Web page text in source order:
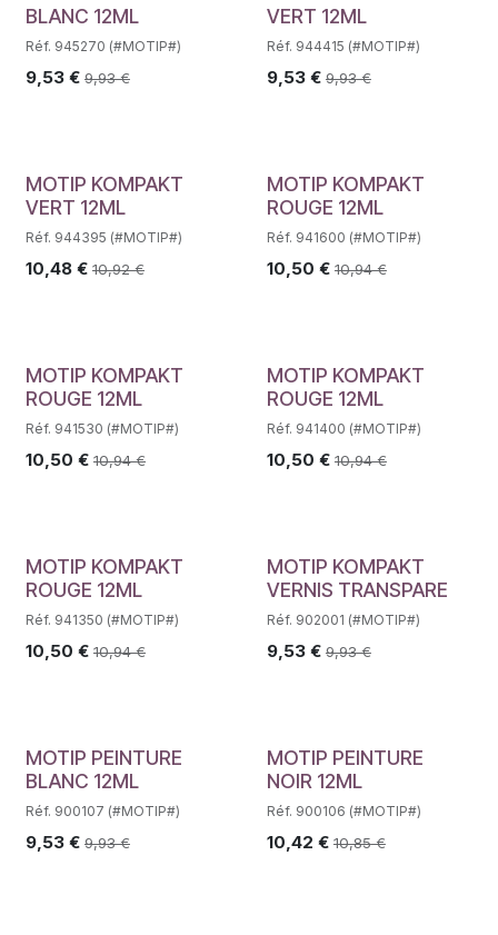
BLANC 12ML
Réf. 945270 (#MOTIP#)
9,53 € 9,93€
VERT 12ML
Réf. 944415 (#MOTIP#)
9,53€ 9,93€
MOTIP KOMPAKT
VERT 12ML
Réf. 944395 (#MOTIP#)
10,48 € 10,92€
MOTIP KOMPAKT
ROUGE 12ML
Réf. 941600 (#MOTIP#)
10,50 € 10,94€
MOTIP KOMPAKT
ROUGE 12ML
Réf. 941530 (#MOTIP#)
10,50 € 10,94€
MOTIP KOMPAKT
ROUGE 12ML
Réf. 941400 (#MOTIP#)
10,50 € 10,94€
MOTIP KOMPAKT
ROUGE 12ML
Réf. 941350 (#MOTIP#)
10,50 € 10,94€
MOTIP KOMPAKT
VERNIS TRANSPARE
Réf. 902001 (#MOTIP#)
9,53€ 9,93€
MOTIP PEINTURE
BLANC 12ML
Réf. 900107 (#MOTIP#)
9,53 € 9,93€
MOTIP PEINTURE
NOIR 12ML
Réf. 900106 (#MOTIP#)
10,42 € 10,85€